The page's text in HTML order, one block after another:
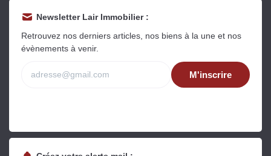
Newsletter Lair Immobilier :
Retrouvez nos derniers articles, nos biens à la une et nos
évènements à venir.
M'inscrire